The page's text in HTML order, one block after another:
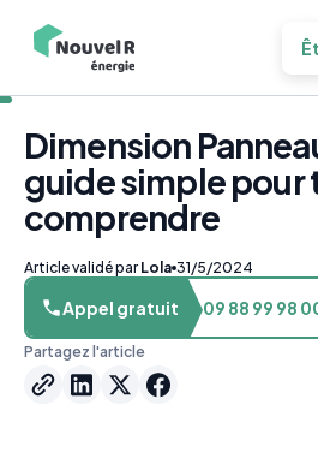
Dimension
guide simple pour
comprendre
Article validé par Lola 31/5/2024
Appel gratuit 09 88 99 98
Partagez l'article